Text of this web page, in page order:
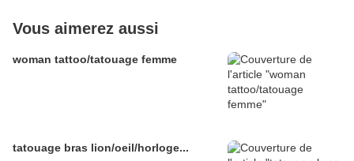
Vous aimerez aussi
woman tattoo/tatouage femme
tatouage bras lion/oeil/horloge...